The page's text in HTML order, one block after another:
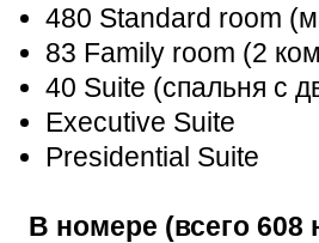
480 Standard room
83 Family room (2
40 Suite (спальня с
Executive Suite
Presidential Suite
В номере (всего 608